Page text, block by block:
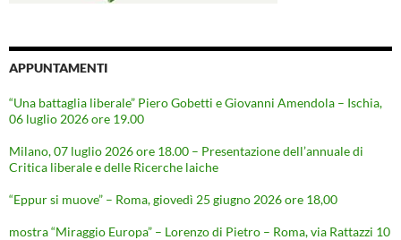
APPUNTAMENTI
“Una battaglia liberale” Piero Gobetti e Giovanni Amendola – Ischia,
06 luglio 2026 ore 19.00
Milano, 07 luglio 2026 ore 18.00 – Presentazione dell’annuale di
Critica liberale e delle Ricerche laiche
“Eppur si muove” – Roma, giovedì 25 giugno 2026 ore 18,00
mostra “Miraggio Europa” – Lorenzo di Pietro – Roma, via Rattazzi 10